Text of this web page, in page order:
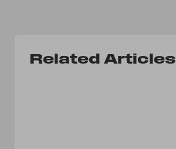
Related Articles